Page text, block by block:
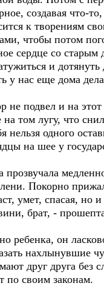
создавая что-
к творениям
чтобы потом
сердце со старым
и
у нас еще дома
не подвел и на
на том лугу, что
нельзя одного
на шее у
прозвучала
Покорно
умет, спасая, но
брат, -
ребенка, он
нахлынувшие
друг друга без
по своим законам.